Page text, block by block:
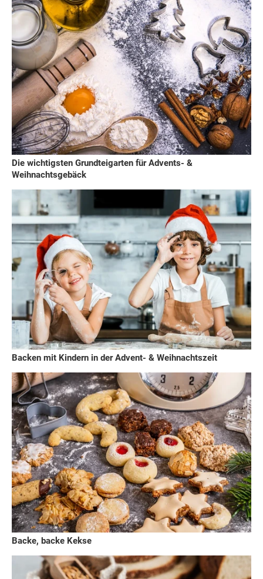
Die wichtigsten Grundteigarten für Advents- &
Weihnachtsgebäck
Backen mit Kindern in der Advent- & Weihnachtszeit
Backe, backe Kekse